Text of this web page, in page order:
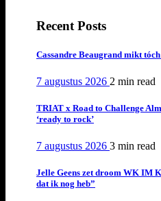
Recent Posts
Cassandre Beaugrand mikt
7 augustus 2026 2 min read
TRIAT x Road to Challenge
‘ready to rock’
7 augustus 2026 3 min read
Jelle Geens zet droom WK IM
dat ik nog heb”